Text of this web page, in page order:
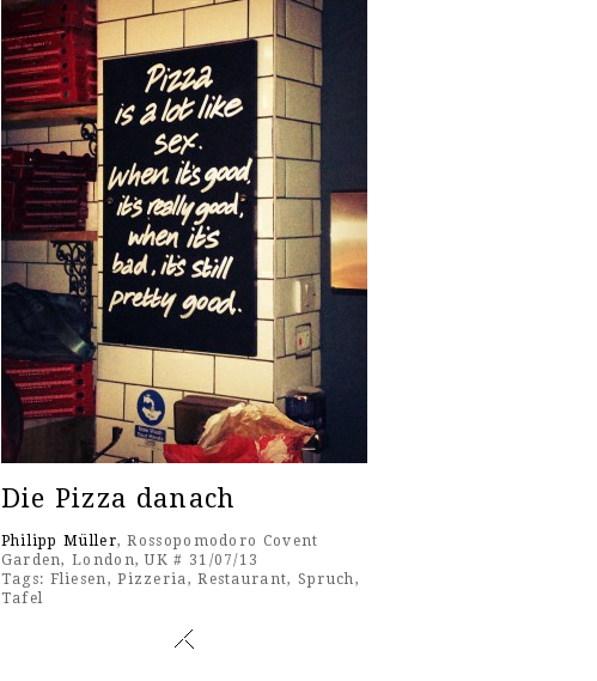
Die Pizza danach
Philipp Müller, Rossopomodoro Covent
Garden, London, UK # 31/07/13
Tags: Fliesen,Pizzeria,Restaurant, Spruch,
Tafel